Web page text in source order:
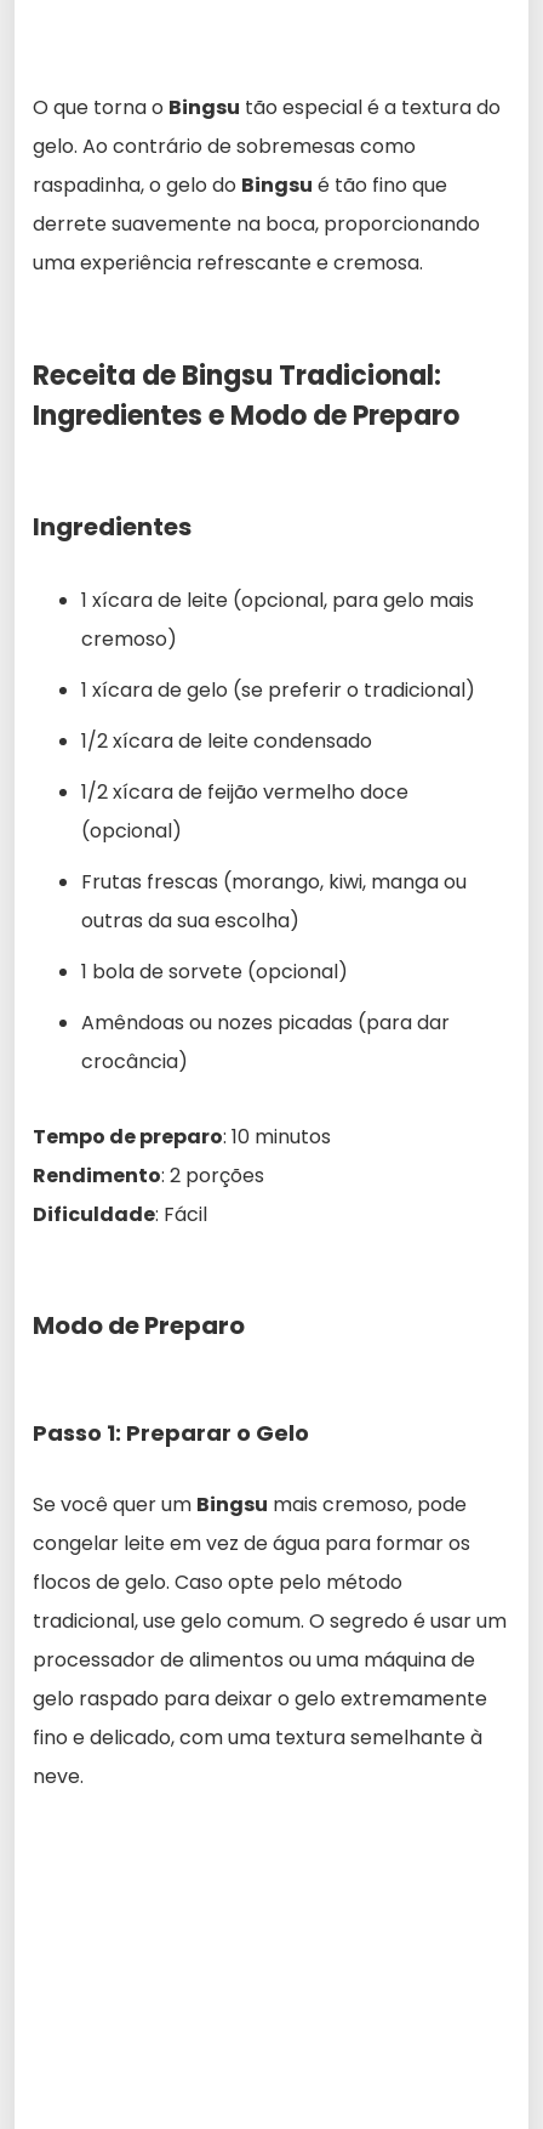
O que torna o Bingsu tão especial é a textura do
gelo. Ao contrário de sobremesas como
raspadinha, o gelo do Bingsu é tão fino que
derrete suavemente na boca, proporcionando
uma experiência refrescante e cremosa.
Receita de Bingsu Tradicional:
Ingredientes e Modo de Preparo
Ingredientes
1 xícara de leite (opcional, para gelo mais
cremoso)
1 xícara de gelo (se preferir o tradicional)
1/2 xícara de leite condensado
1/2 xícara de feijão vermelho doce
(opcional)
Frutas frescas (morango, kiwi, manga ou
outras da sua escolha)
1 bola de sorvete (opcional)
Amêndoas ou nozes picadas (para dar
crocância)
Tempo de preparo: 10 minutos
Rendimento: 2 porções
Dificuldade: Fácil
Modo de Preparo
Passo 1: Preparar o Gelo
Se você quer um Bingsu mais cremoso, pode
congelar leite em vez de água para formar os
flocos de gelo. Caso opte pelo método
tradicional, use gelo comum. O segredo é usar um
processador de alimentos ou uma máquina de
gelo raspado para deixar o gelo extremamente
fino e delicado, com uma textura semelhante à
neve.